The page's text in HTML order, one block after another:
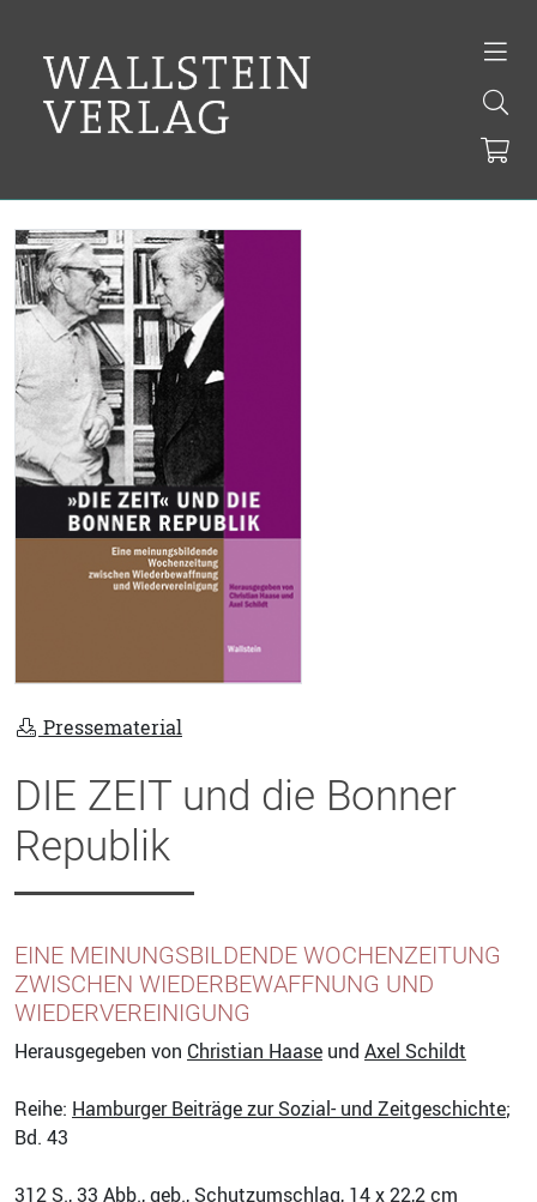
Pressematerial
DIE ZEIT und die Bonner
Republik
EINE MEINUNGSBILDENDE WOCHENZEITUNG
ZWISCHEN WIEDERBEWAFFNUNG UND
WIEDERVEREINIGUNG
Herausgegeben von Christian Haase und Axel Schildt
Reihe: Hamburger Beiträge zur Sozial- und Zeitgeschichte;
Bd. 43
312 S., 33 Abb., geb., Schutzumschlag, 14 x 22,2 cm